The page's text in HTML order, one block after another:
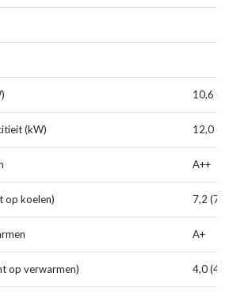
10,6
(kW) 12,0
A++
op koelen) 7,2
A+
op verwarmen) 4,0